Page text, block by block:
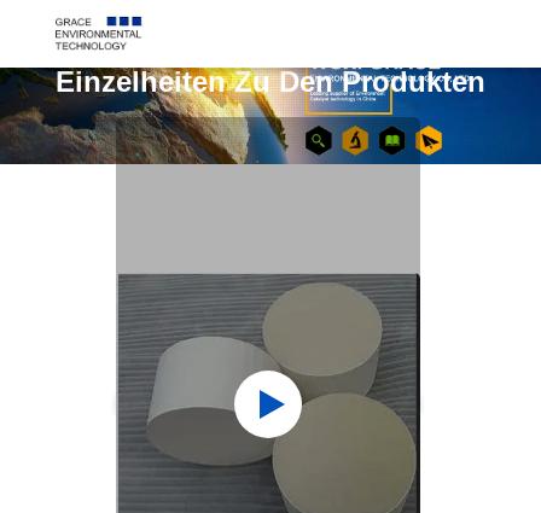
Einzelheiten Zu Den Produkten